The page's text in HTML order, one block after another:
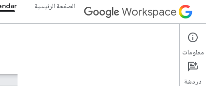
Workspace الصفحة الرئيسية
Google Calendar
نظرة عامة
معلومات
دردشة